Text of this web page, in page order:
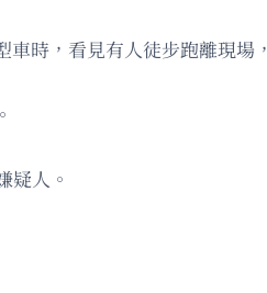
時，看見有人徒步跑離現場
疑人。